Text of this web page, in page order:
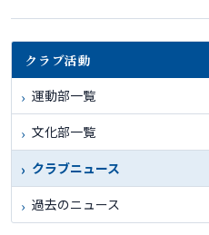
クラブ活動
運動部一覧
文化部一覧
クラブニュース
過去のニュース